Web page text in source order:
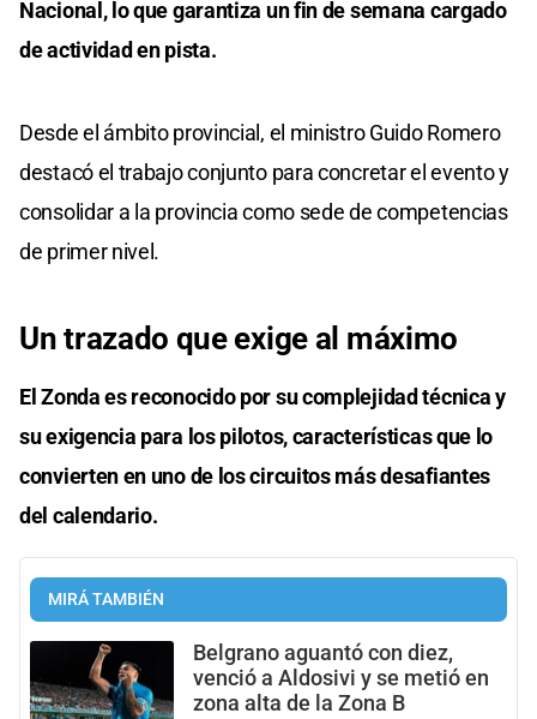
Nacional, lo que garantiza un fin de semana cargado
de actividad en pista.
Desde el ámbito provincial, el ministro Guido Romero
destacó el trabajo conjunto para concretar el evento y
consolidar a la provincia como sede de competencias
de primer nivel.
Un trazado que exige al máximo
El Zonda es reconocido por su complejidad técnica y
su exigencia para los pilotos, características que lo
convierten en uno de los circuitos más desafiantes
del calendario.
MIRÁ TAMBIÉN
Belgrano aguantó con diez,
venció a Aldosivi y se metió en
zona alta de la Zona B